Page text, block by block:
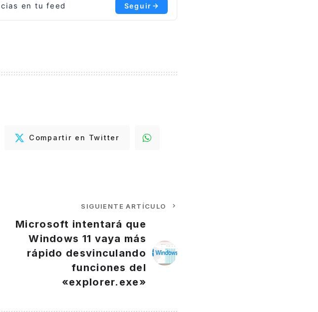
en tu feed Seguir
Compartir en Twitter
SIGUIENTE ARTÍCULO
Microsoft intentará que
Windows 11 vaya más
rápido desvinculando
funciones del
«explorer.exe»